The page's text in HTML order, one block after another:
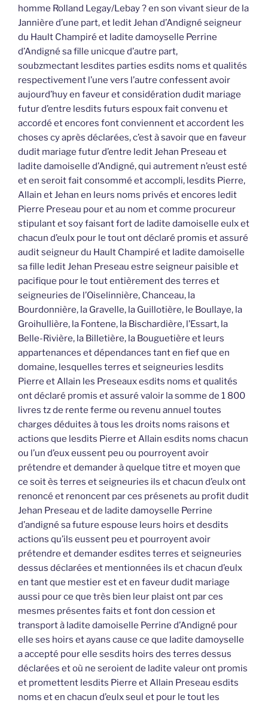
homme Rolland Legay/Lebay ? en son vivant sieur de la
Jannière d’une part, et ledit Jehan d’Andigné seigneur
du Hault Champiré et ladite damoyselle Perrine
d’Andigné sa fille unicque d’autre part,
soubzmectant lesdites parties esdits noms et qualités
respectivement l’une vers l’autre confessent avoir
aujourd’huy en faveur et considération dudit mariage
futur d’entre lesdits futurs espoux fait convenu et
accordé et encores font conviennent et accordent les
choses cy après déclarées, c’est à savoir que en faveur
dudit mariage futur d’entre ledit Jehan Preseau et
ladite damoiselle d’Andigné, qui autrement n’eust esté
et en seroit fait consommé et accompli, lesdits Pierre,
Allain et Jehan en leurs noms privés et encores ledit
Pierre Preseau pour et au nom et comme procureur
stipulant et soy faisant fort de ladite damoiselle eulx et
chacun d’eulx pour le tout ont déclaré promis et assuré
audit seigneur du Hault Champiré et ladite damoiselle
sa fille ledit Jehan Preseau estre seigneur paisible et
pacifique pour le tout entièrement des terres et
seigneuries de l’Oiselinnière, Chanceau, la
Bourdonnière, la Gravelle, la Guillotière, le Boullaye, la
Groihullière, la Fontene, la Bischardière, l’Essart, la
Belle-Rivière, la Billetière, la Bouguetière et leurs
appartenances et dépendances tant en fief que en
domaine, lesquelles terres et seigneuries lesdits
Pierre et Allain les Preseaux esdits noms et qualités
ont déclaré promis et assuré valoir la somme de 1 800
livres tz de rente ferme ou revenu annuel toutes
charges déduites à tous les droits noms raisons et
actions que lesdits Pierre et Allain esdits noms chacun
ou l’un d’eux eussent peu ou pourroyent avoir
prétendre et demander à quelque titre et moyen que
ce soit ès terres et seigneuries ils et chacun d’eulx ont
renoncé et renoncent par ces présenets au profit dudit
Jehan Preseau et de ladite damoyselle Perrine
d’andigné sa future espouse leurs hoirs et desdits
actions qu’ils eussent peu et pourroyent avoir
prétendre et demander esdites terres et seigneuries
dessus déclarées et mentionnées ils et chacun d’eulx
en tant que mestier est et en faveur dudit mariage
aussi pour ce que très bien leur plaist ont par ces
mesmes présentes faits et font don cession et
transport à ladite damoiselle Perrine d’Andigné pour
elle ses hoirs et ayans cause ce que ladite damoyselle
a accepté pour elle sesdits hoirs des terres dessus
déclarées et où ne seroient de ladite valeur ont promis
et promettent lesdits Pierre et Allain Preseau esdits
noms et en chacun d’eulx seul et pour le tout les